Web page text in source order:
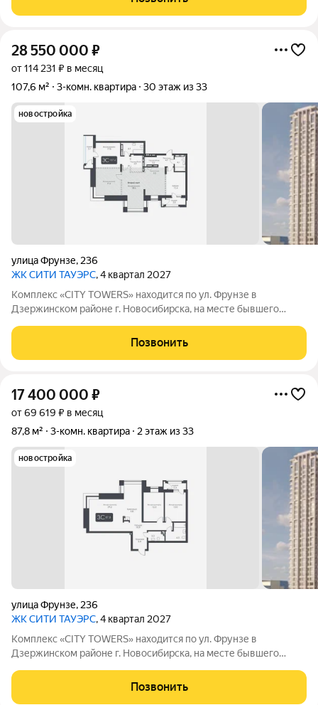
30 этажей и одна 25-этажная
28 550 000 ₽
от 114 231 ₽ в месяц
107,6 м²
3-комн. квартира 30 этаж из 33
новостройка
улица Фрунзе, 236
ЖК CИТИ ТАУЭРС, 4 квартал 2027
Комплекс «CITY TOWERS» находится по ул. Фрунзе в
Дзержинском районе г. Новосибирска, на месте бывшего
представляет замкнутую постройку из трех башен. Две башни
30 этажей и одна 25-этажная
Позвонить
17 400 000 ₽
от 69 619 ₽ в месяц
87,8 м²
3-комн. квартира 2 этаж из 33
новостройка
улица Фрунзе, 236
ЖК CИТИ ТАУЭРС, 4 квартал 2027
Комплекс «CITY TOWERS» находится по ул. Фрунзе в
Дзержинском районе г. Новосибирска, на месте бывшего
представляет замкнутую постройку из трех башен. Две башни
30 этажей и одна 25-этажная
Позвонить